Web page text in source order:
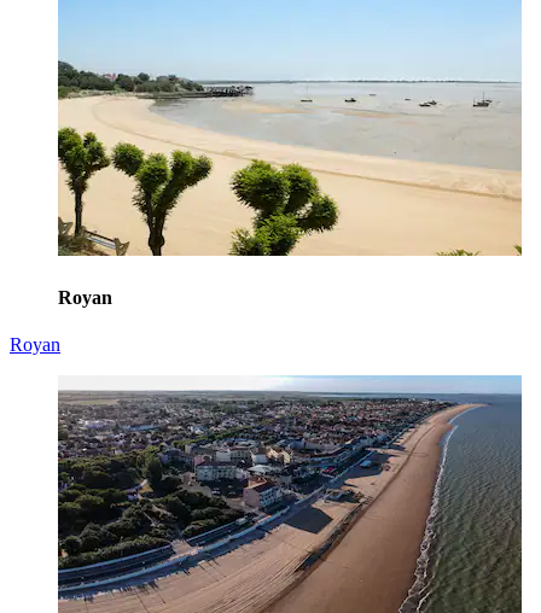
Royan
Royan